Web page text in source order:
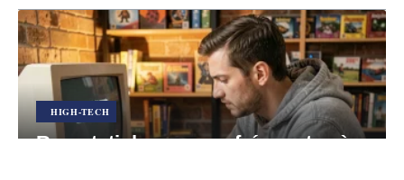
HIGH-TECH
Romstatiob : erreurs fréquentes à